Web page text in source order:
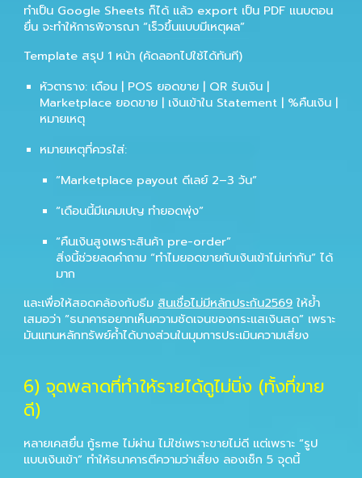
ทำเป็น Google Sheets ก็ได้ แล้ว export เป็น PDF แนบตอน
ยื่น จะทำให้การพิจารณา “เร็วขึ้นแบบมีเหตุผล”
Template สรุป 1 หน้า (คัดลอกไปใช้ได้ทันที)
หัวตาราง: เดือน | POS ยอดขาย | QR รับเงิน |
Marketplace ยอดขาย | เงินเข้าใน Statement | %คืนเงิน |
หมายเหตุ
หมายเหตุที่ควรใส่:
“Marketplace payout ดีเลย์ 2–3 วัน”
“เดือนนี้มีแคมเปญ ทำยอดพุ่ง”
“คืนเงินสูงเพราะสินค้า pre-order”
สิ่งนี้ช่วยลดคำถาม “ทำไมยอดขายกับเงินเข้าไม่เท่ากัน” ได้
มาก
และเพื่อให้สอดคล้องกับธีม สินเชื่อไม่มีหลักประกัน2569 ให้ย้ำ
เสมอว่า “ธนาคารอยากเห็นความชัดเจนของกระแสเงินสด” เพราะ
มันแทนหลักทรัพย์ค้ำได้บางส่วนในมุมการประเมินความเสี่ยง
6) จุดพลาดที่ทำให้รายได้ดูไม่นิ่ง (ทั้งที่ขาย
ดี)
หลายเคสยื่นกู้sme ไม่ผ่าน ไม่ใช่เพราะขายไม่ดี แต่เพราะ “รูป
แบบเงินเข้า” ทำให้ธนาคารตีความว่าเสี่ยง ลองเช็ก 5 จุดนี้